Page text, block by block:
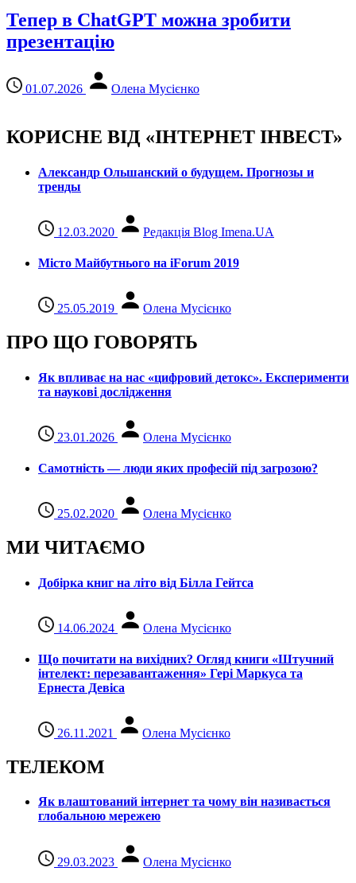
Тепер в ChatGPT можна зробити
презентацію
01.07.2026 Олена Мусієнко
КОРИСНЕ ВІД «ІНТЕРНЕТ ІНВЕСТ»
Александр Ольшанский о будущем. Прогнозы и
тренды
12.03.2020 Редакція Blog Imena.UA
Місто Майбутнього на iForum 2019
25.05.2019 Олена Мусієнко
ПРО ЩО ГОВОРЯТЬ
Як впливає на нас «цифровий детокс». Експерименти
та наукові дослідження
23.01.2026 Олена Мусієнко
Самотність — люди яких професій під загрозою?
25.02.2020 Олена Мусієнко
МИ ЧИТАЄМО
Добірка книг на літо від Білла Гейтса
14.06.2024 Олена Мусієнко
Що почитати на вихідних? Огляд книги «Штучний
інтелект: перезавантаження» Гері Маркуса та
Ернеста Девіса
26.11.2021 Олена Мусієнко
ТЕЛЕКОМ
Як влаштований інтернет та чому він називається
глобальною мережею
29.03.2023 Олена Мусієнко